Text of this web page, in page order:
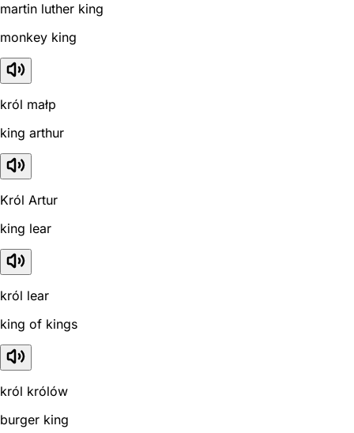
martin luther king
monkey king
król małp
king arthur
Król Artur
king lear
król lear
king of kings
król królów
burger king